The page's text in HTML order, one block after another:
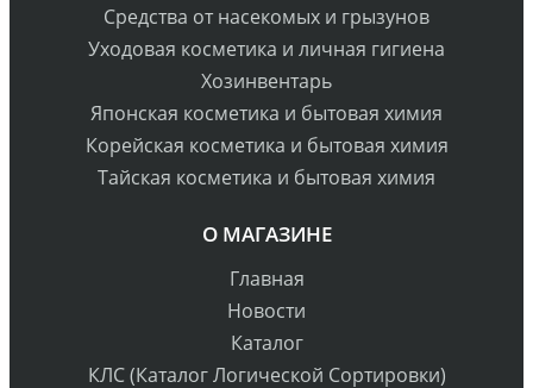
Средства от насекомых и грызунов
Уходовая косметика и личная гигиена
Хозинвентарь
Японская косметика и бытовая химия
Корейская косметика и бытовая химия
Тайская косметика и бытовая химия
О МАГАЗИНЕ
Главная
Новости
Каталог
КЛС (Каталог Логической Сортировки)